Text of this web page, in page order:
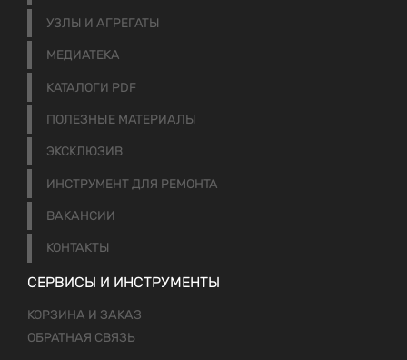
УЗЛЫ И АГРЕГАТЫ
МЕДИАТЕКА
КАТАЛОГИ PDF
ПОЛЕЗНЫЕ МАТЕРИАЛЫ
ЭКСКЛЮЗИВ
ИНСТРУМЕНТ ДЛЯ РЕМОНТА
ВАКАНСИИ
КОНТАКТЫ
СЕРВИСЫ И ИНСТРУМЕНТЫ
КОРЗИНА И ЗАКАЗ
ОБРАТНАЯ СВЯЗЬ